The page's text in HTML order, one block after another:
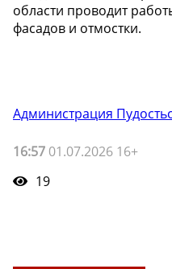
области проводит
фасадов и отмостки.
Администрация
16:57 01.07.2026 16+
19